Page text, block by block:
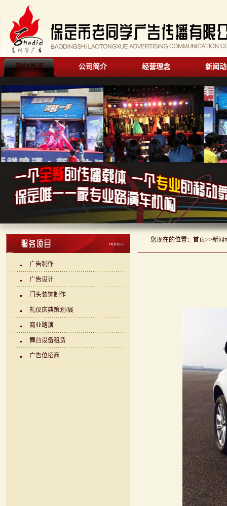
网站首页 公司简介 经营理念 新闻
广告制作
广告设计
门头装饰制作
礼仪庆典策划/展
商业路演
舞台设备租赁
广告位招商
您现在的位置： 首页>>新闻